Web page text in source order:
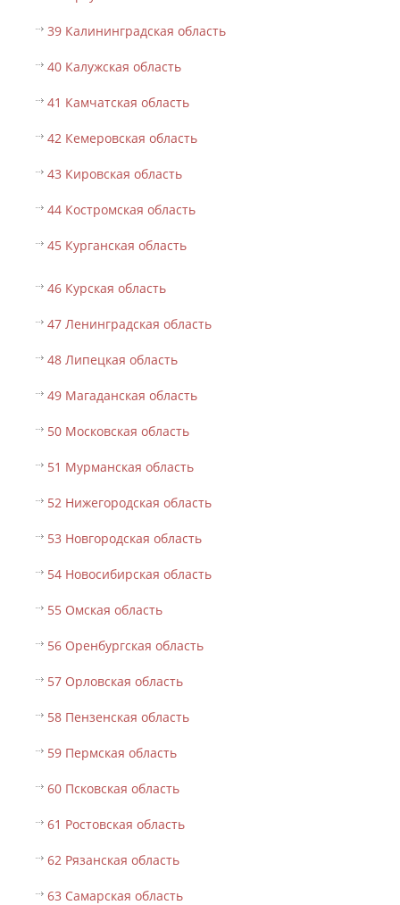
39 Калининградская область
40 Калужская область
41 Камчатская область
42 Кемеровская область
43 Кировская область
44 Костромская область
45 Курганская область
46 Курская область
47 Ленинградская область
48 Липецкая область
49 Магаданская область
50 Московская область
51 Мурманская область
52 Нижегородская область
53 Новгородская область
54 Новосибирская область
55 Омская область
56 Оренбургская область
57 Орловская область
58 Пензенская область
59 Пермская область
60 Псковская область
61 Ростовская область
62 Рязанская область
63 Самарская область